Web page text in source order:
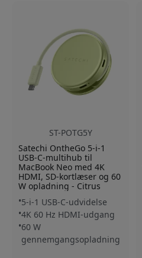
ST-POTG5Y
Satechi OntheGo 5-i-1
USB-C-multihub til
MacBook Neo med 4K
HDMI, SD-kortlæser og 60
W opladning - Citrus
5-i-1 USB-C-udvidelse
4K 60 Hz HDMI-udgang
60 W
gennemgangsopladning